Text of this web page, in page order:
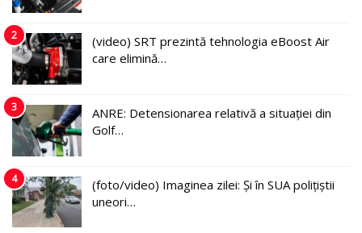
2
(video) SRT prezintă tehnologia eBoost Air
care elimină…
3
ANRE: Detensionarea relativă a situației din
Golf…
4
(foto/video) Imaginea zilei: Și în SUA polițiștii
uneori…